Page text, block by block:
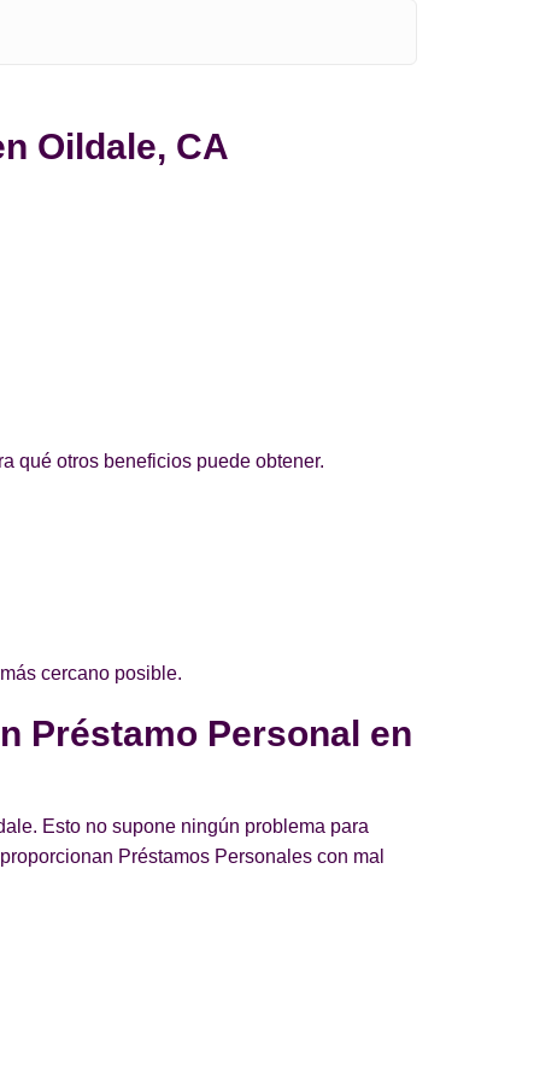
Oildale, CA
qué otros beneficios puede obtener.
cercano posible.
Préstamo Personal en
Esto no supone ningún problema para
Préstamos Personales con mal